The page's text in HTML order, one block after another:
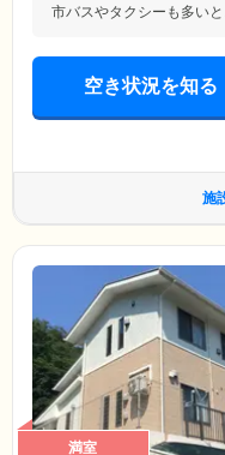
市バスやタクシーも多い
空き状況を知る
施
満室